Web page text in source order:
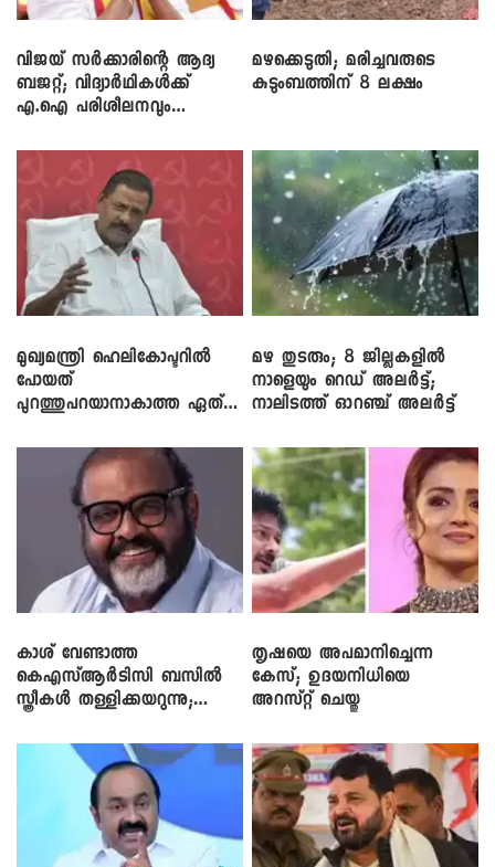
വിജയ് സർക്കാരിന്റെ ആദ്യ
ബജറ്റ്; വിദ്യാർഥികൾക്ക്
എ.ഐ പരിശീലനവും
മഴക്കെടുതി; മരിച്ചവരുടെ
കുടുംബത്തിന് 8 ലക്ഷം
മുഖ്യമന്ത്രി ഹെലികോപ്ടറിൽ
പോയത്
പുറത്തുപറയാനാകാത്ത ഏത്
മഴ തുടരും; 8 ജില്ലകളിൽ
നാളെയും റെഡ് അലർട്ട്;
നാലിടത്ത് ഓറഞ്ച് അലർട്ട്
കാശ് വേണ്ടാത്ത
കെഎസ്ആർടിസി ബസിൽ
സ്ത്രീകൾ തള്ളിക്കയറുന്നു;
തൃഷയെ അപമാനിച്ചെന്ന
കേസ്; ഉദയനിധിയെ
അറസ്റ്റ് ചെയ്തു